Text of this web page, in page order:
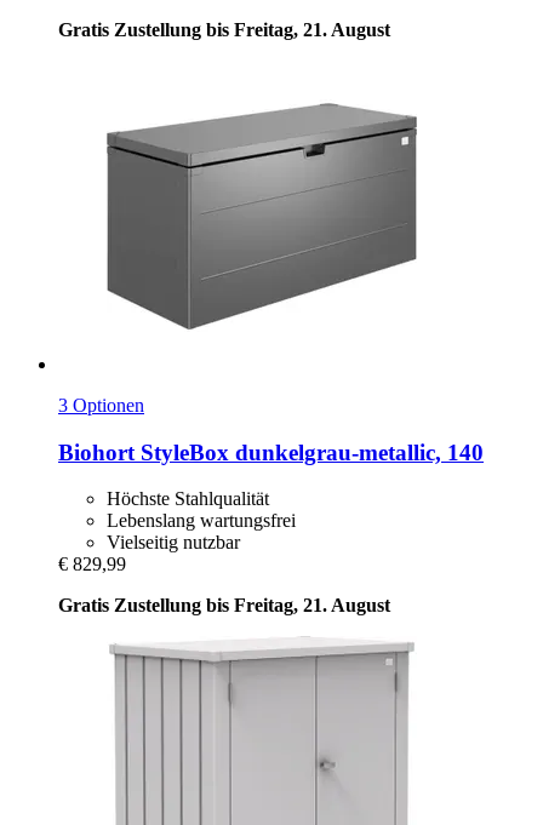
Gratis Zustellung bis Freitag, 21. August
3 Optionen
Biohort StyleBox dunkelgrau-​metallic, 140
Höchste Stahlqualität
Lebenslang wartungsfrei
Vielseitig nutzbar
€ 829,99
Gratis Zustellung bis Freitag, 21. August